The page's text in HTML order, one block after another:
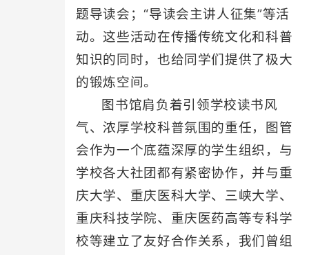
题导读会；“导读会主讲人征集”等活
动。这些活动在传播传统文化和科普
知识的同时，也给同学们提供了极大
的锻炼空间。
图书馆肩负着引领学校读书风
气、浓厚学校科普氛围的重任，图管
会作为一个底蕴深厚的学生组织，与
学校各大社团都有紧密协作，并与重
庆大学、重庆医科大学、三峡大学、
重庆科技学院、重庆医药高等专科学
校等建立了友好合作关系，我们曾组